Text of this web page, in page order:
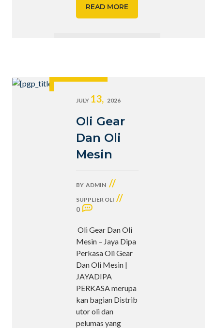
READ MORE
JULY 13, 2026
Oli Gear
Dan Oli
Mesin
BY ADMIN //
SUPPLIER OLI //
0
Oli Gear Dan Oli
Mesin – Jaya Dipa
Perkasa Oli Gear
Dan Oli Mesin |
JAYADIPA
PERKASA merupa
kan bagian Distrib
utor oli dan
pelumas yang